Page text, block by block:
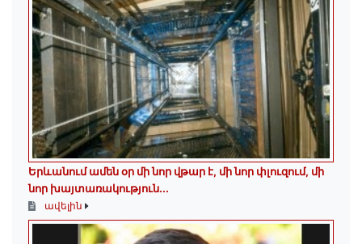
Երևանում ամեն օր մի նոր վթար է, մի նոր փլուզում, մի
նոր խայտառակություն...
ավելին